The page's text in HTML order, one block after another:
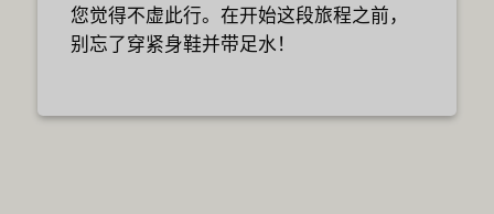
您觉得不虚此行。在开始这段旅程之前，
别忘了穿紧身鞋并带足水！